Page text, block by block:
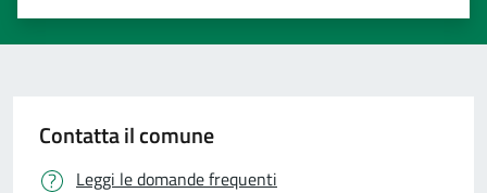
Valuta 5 stelle su 5
Valuta 4 stelle su 5
Valuta 3 stelle su 5
Valuta 2 stelle su 5
Valuta 1 stelle su 5
Contatta il comune
Leggi le domande frequenti